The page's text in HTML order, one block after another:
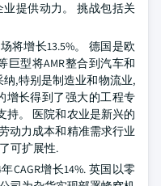
提供动力。 挑战包括关
将增长13.5%。 德国是欧
巨型将AMR整合到汽车和
,特别是制造业和物流业,
增长得到了强大的工程专
持。 医院和农业是新兴的
动力成本和精准需求行业
可扩展性.
CAGR增长14%. 英国以零